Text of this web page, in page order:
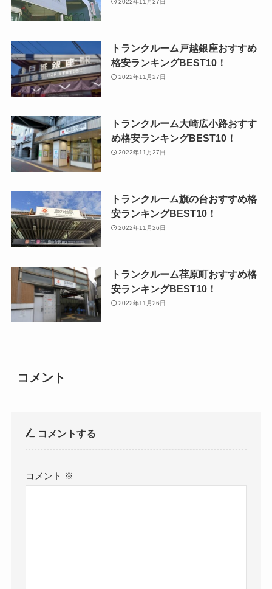
2022年11月27日
トランクルーム戸越銀座おすすめ
格安ランキングBEST10！
2022年11月27日
トランクルーム大崎広小路おすす
め格安ランキングBEST10！
2022年11月27日
トランクルーム旗の台おすすめ格
安ランキングBEST10！
2022年11月26日
トランクルーム荏原町おすすめ格
安ランキングBEST10！
2022年11月26日
コメント
コメントする
コメント ※